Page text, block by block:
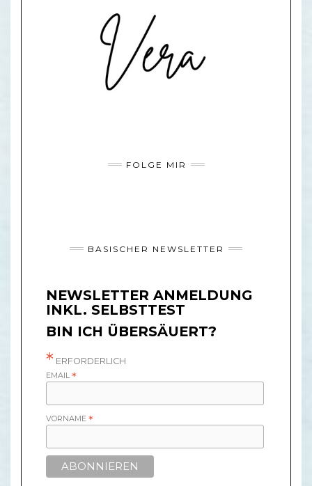
FOLGE MIR
BASISCHER NEWSLETTER
NEWSLETTER ANMELDUNG
INKL. SELBSTTEST
BIN ICH ÜBERSÄUERT?
* ERFORDERLICH
EMAIL*
VORNAME*